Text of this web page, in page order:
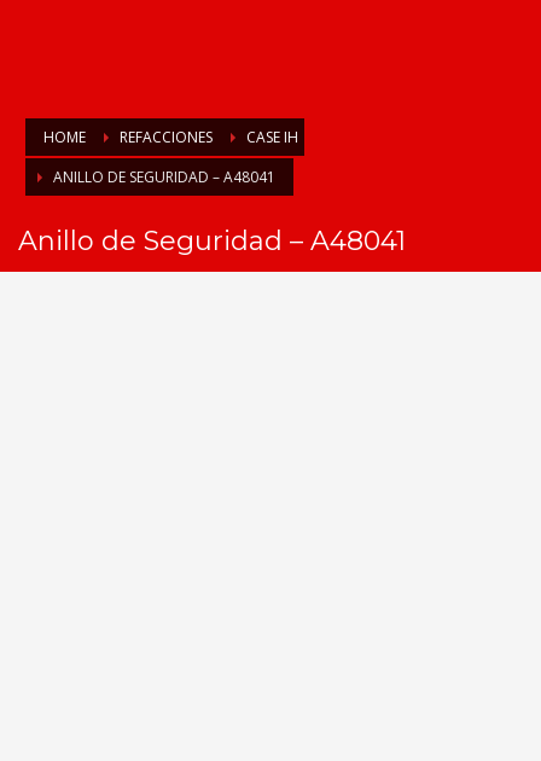
HOME REFACCIONES
CASE IH
ANILLO DE SEGURIDAD – A48041
Anillo de Seguridad – A48041